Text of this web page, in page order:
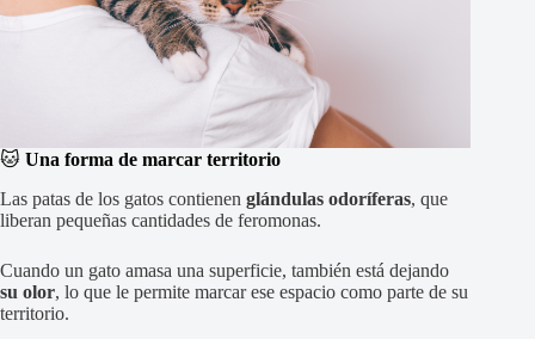
🐱 Una forma de marcar territorio
Las patas de los gatos contienen glándulas odoríferas, que
liberan pequeñas cantidades de feromonas.
Cuando un gato amasa una superficie, también está dejando
su olor, lo que le permite marcar ese espacio como parte de su
territorio.